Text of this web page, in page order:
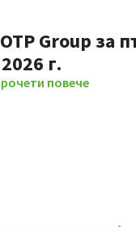
Group за
г.
повече